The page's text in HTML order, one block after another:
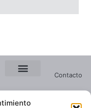
Contacto